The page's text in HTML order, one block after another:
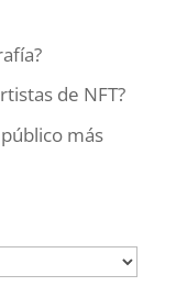
de NFT?
más